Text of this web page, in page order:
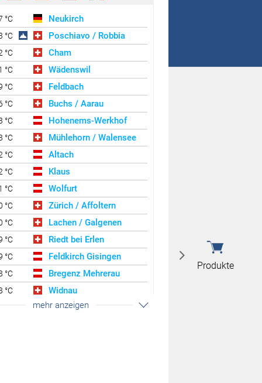
Produkte
°C Neukirch
°C Poschiavo / Robbia
°C Cham
°C Wädenswil
°C Feldbach
°C Buchs / Aarau
°C Hohenems-Werkhof
°C Mühlehorn / Walensee
°C Altach
°C Klaus
°C Wolfurt
°C Zürich / Affoltern
°C Lachen / Galgenen
°C Riedt bei Erlen
°C Feldkirch Gisingen
°C Bregenz Mehrerau
°C Widnau
Götzis
mehr anzeigen